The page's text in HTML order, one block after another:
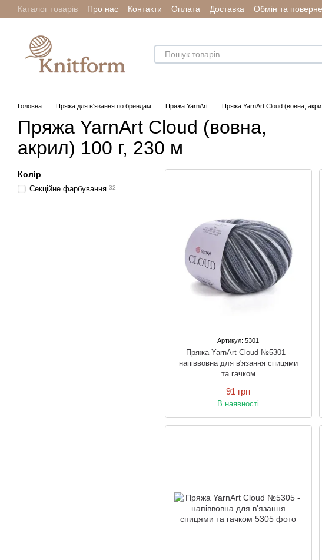
Перейти до основного контенту
Каталог товарів Про нас Контакти Оплата Доставка Обмін та
Головна Пряжа для в'язання по брендам Пряжа YarnArt Пряжа YarnArt Cloud (вовна,
Пряжа YarnArt Cloud (вовна,
акрил) 100 г, 230 м
Артикул: 5301
Пряжа YarnArt Cloud №5301 -
напіввовна для в'язання спицями
та гачком
91 грн
В наявності
Колір
Секційне фарбування 32